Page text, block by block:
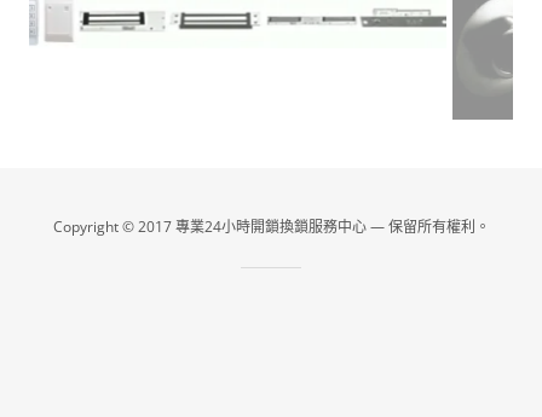
Copyright © 2017 專業24小時開鎖換鎖服務中心 — 保留所有權利。